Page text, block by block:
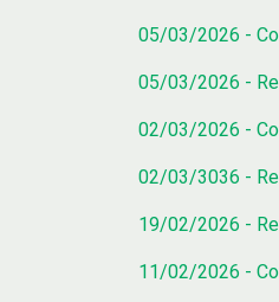
05/03/2026 -
05/03/2026 -
02/03/2026 -
02/03/3036 -
19/02/2026 -
11/02/2026 -